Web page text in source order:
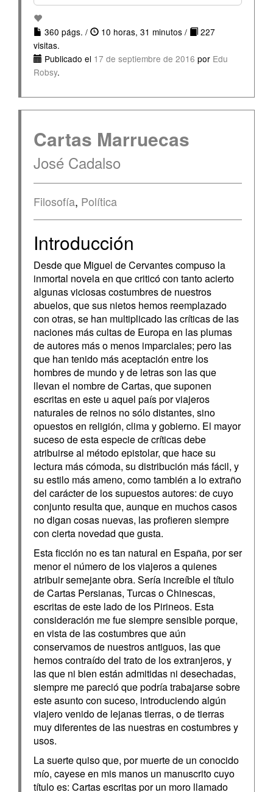
360 págs. / 10 horas, 31 minutos /
227
visitas.
Publicado el 17 de septiembre de 2016 por Edu
Robsy.
Cartas Marruecas
José Cadalso
Filosofía, Política
Introducción
Desde que Miguel de Cervantes compuso la
inmortal novela en que criticó con tanto acierto
algunas viciosas costumbres de nuestros
abuelos, que sus nietos hemos reemplazado
con otras, se han multiplicado las críticas de las
naciones más cultas de Europa en las plumas
de autores más o menos imparciales; pero las
que han tenido más aceptación entre los
hombres de mundo y de letras son las que
llevan el nombre de Cartas, que suponen
escritas en este u aquel país por viajeros
naturales de reinos no sólo distantes, sino
opuestos en religión, clima y gobierno. El mayor
suceso de esta especie de críticas debe
atribuirse al método epistolar, que hace su
lectura más cómoda, su distribución más fácil, y
su estilo más ameno, como también a lo extraño
del carácter de los supuestos autores: de cuyo
conjunto resulta que, aunque en muchos casos
no digan cosas nuevas, las profieren siempre
con cierta novedad que gusta.
Esta ficción no es tan natural en España, por ser
menor el número de los viajeros a quienes
atribuir semejante obra. Sería increíble el título
de Cartas Persianas, Turcas o Chinescas,
escritas de este lado de los Pirineos. Esta
consideración me fue siempre sensible porque,
en vista de las costumbres que aún
conservamos de nuestros antiguos, las que
hemos contraído del trato de los extranjeros, y
las que ni bien están admitidas ni desechadas,
siempre me pareció que podría trabajarse sobre
este asunto con suceso, introduciendo algún
viajero venido de lejanas tierras, o de tierras
muy diferentes de las nuestras en costumbres y
usos.
La suerte quiso que, por muerte de un conocido
mío, cayese en mis manos un manuscrito cuyo
título es: Cartas escritas por un moro llamado